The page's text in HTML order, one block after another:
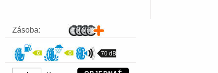
Zásoba:
70 dB